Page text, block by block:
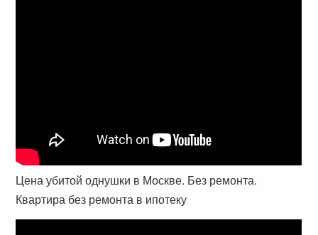
Цена убитой однушки в Москве. Без ремонта.
Квартира без ремонта в ипотеку